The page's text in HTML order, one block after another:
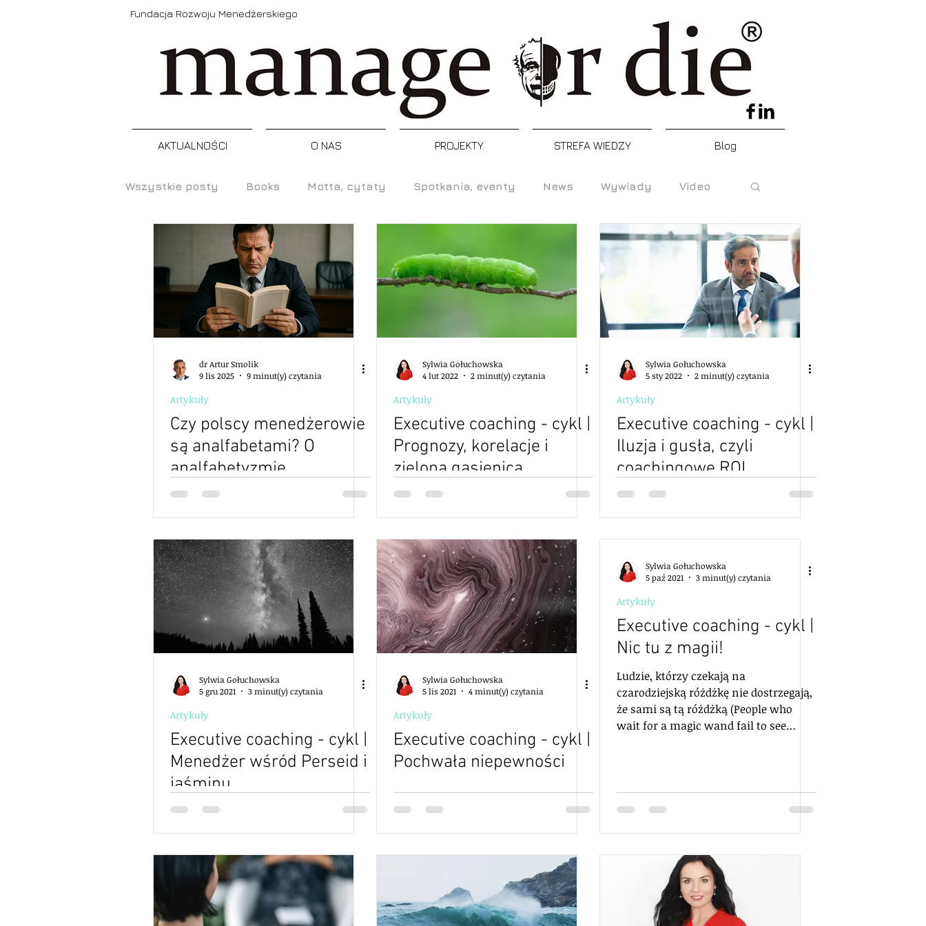
Fundacja Rozwoju Menedżerskiego
AKTUALNOŚCI O NAS PROJEKTY STREFA WIEDZY Blog
Wszystkie posty Books Motta, cytaty Spotkania, eventy News Wywiady Video
Narzędzia Inspiracje
Raporty, badania Szkolenia, programy, certyfikacje Postacie Managerski Krwawy piątek
dr Artur Smolik
9 lis 2025
9 minut(y) czytania
Artykuły
Czy polscy menedżerowie
są analfabetami? O
analfabetyzmie
funkcjonalnym w polskich
firmach i organizacjach
Sylwia Gołuchowska
4 lut 2022
2 minut(y) czytania
Artykuły
Executive coaching - cykl |
Prognozy, korelacje i
zielona gąsienica
Sylwia Gołuchowska
5 sty 2022
2 minut(y) czytania
Artykuły
Executive coaching - cykl |
Iluzja i gusła, czyli
coachingowe ROI
Sylwia Gołuchowska
5 gru 2021
3 minut(y) czytania
Artykuły
Executive coaching - cykl |
Menedżer wśród Perseid i
jaśminu
Sylwia Gołuchowska
5 lis 2021
4 minut(y) czytania
Artykuły
Executive coaching - cykl |
Pochwała niepewności
Sylwia Gołuchowska
5 paź 2021
3 minut(y) czytania
Artykuły
Executive coaching - cykl |
Nic tu z magii!
Ludzie, którzy czekają na
czarodziejską różdżkę nie dostrzegają,
że sami są tą różdżką (People who
wait for a magic wand fail to see